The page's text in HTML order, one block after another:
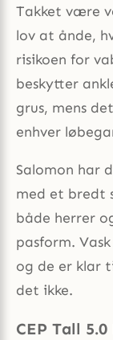
Takket være
lov at ånde,
risikoen for
beskytter
grus, mens
enhver
Salomon har
med et bredt
både herrer
pasform.
og de er klar
det ikke.
CEP Tall